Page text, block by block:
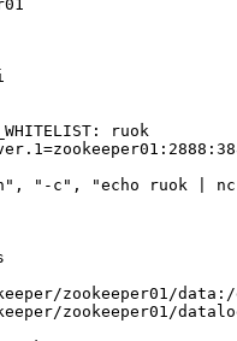
ruok
, "-c" ,
"echo ruok |
zookeeper01/
zookeeper01/